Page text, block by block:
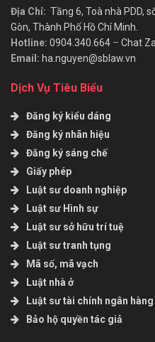
Địa Chỉ: Tầng 6, Toà nhà PDD,
Gòn, Thành Phố Hồ Chí Minh.
Hotline: 0904.340.664 – Chat
Email: ha.nguyen@sblaw.vn
Dịch Vụ Tiêu Biểu
Đăng ký kiểu dáng
Đăng ký nhãn hiệu
Đăng ký sáng chế
Giấy phép
Luật sư doanh nghiệp
Luật sư Hình sự
Luật sư sở hữu trí tuệ
Luật sư tranh tụng
Mã số, mã vạch
Luật nhà ở
Luật sư tài chính ngân hàng
Bảo hộ quyền tác giả